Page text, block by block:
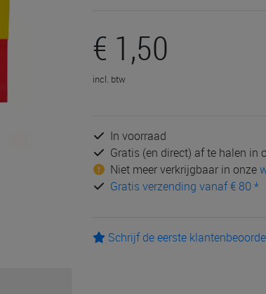
€ 1,50
incl. btw
In voorraad
Gratis (en direct) af te halen in
Niet meer verkrijgbaar in onze
Gratis verzending vanaf € 80 *
Schrijf de eerste